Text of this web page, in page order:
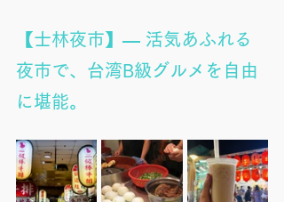
【士林夜市】— 活気あふれる
夜市で、台湾B級グルメを自由
に堪能。